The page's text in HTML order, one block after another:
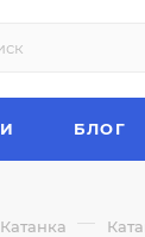
БЛОГ
Катанка —